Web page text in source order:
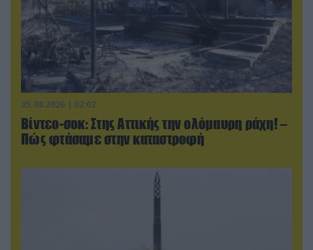
05.08.2026 | 02:02
Βίντεο-σοκ: Στης Αττικής την ολόμαυρη ράχη! –
Πώς φτάσαμε στην καταστροφή